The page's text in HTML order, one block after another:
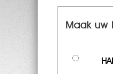
Maak uw